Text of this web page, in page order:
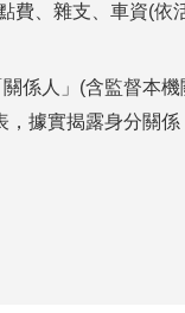
費、雜支、車資(依
係人」 (含監督本機
據實揭露身分關